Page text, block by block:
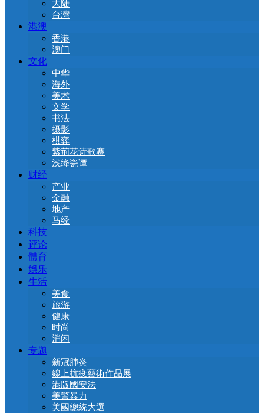
大陆
台灣
港澳
香港
澳门
文化
中华
海外
美术
文学
书法
摄影
棋弈
紫荊花诗歌赛
浅绛瓷谭
财经
产业
金融
地产
马经
科技
评论
體育
娛乐
生活
美食
旅游
健康
时尚
消闲
专题
新冠肺炎
線上抗疫藝術作品展
港版國安法
美警暴力
美國總統大選